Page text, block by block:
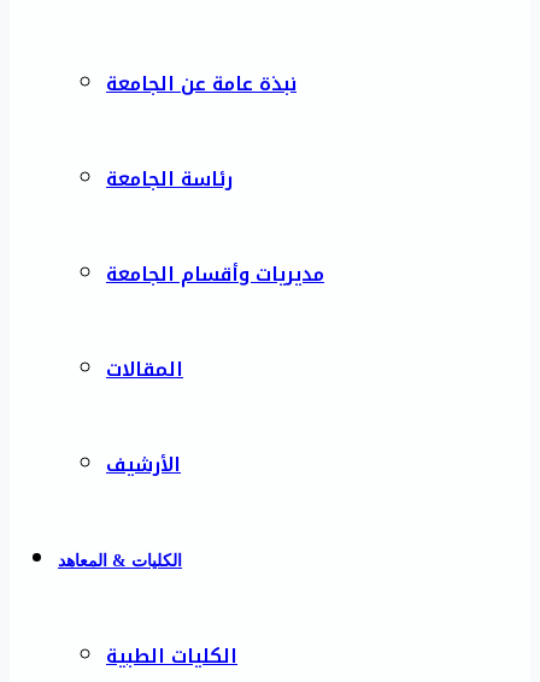
نبذة عامة عن الجامعة
رئاسة الجامعة
مديريات وأقسام الجامعة
المقالات
الأرشيف
الكليات & المعاهد
الكليات الطبية